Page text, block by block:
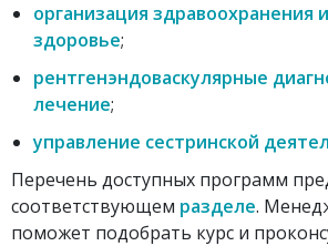
организация здравоохранения
здоровье;
рентгенэндоваскулярные
лечение;
управление сестринской
Перечень доступных программ
соответствующем разделе.
поможет подобрать курс и